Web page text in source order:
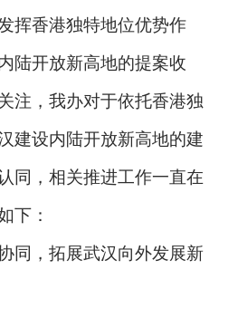
挥香港独特地位优势作
陆开放新高地的提案收
注，我办对于依托香港独
建设内陆开放新高地的建
同，相关推进工作一直在
下：
同，拓展武汉向外发展新